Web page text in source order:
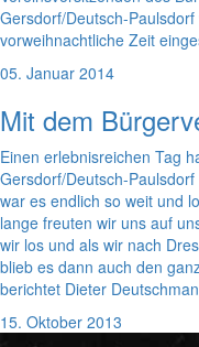
Gersdorf/Deutsch-
vorweihnachtliche Zeit
05. Januar 2014
Mit dem
Einen erlebnisreichen Tag
Gersdorf/Deutsch-
war es endlich so weit und
lange freuten wir uns auf
wir los und als wir nach
blieb es dann auch den
berichtet Dieter
15. Oktober 2013